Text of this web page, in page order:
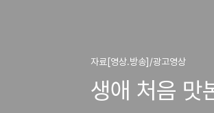
자료[영상.방송]/광고영상
생애 처음 맛